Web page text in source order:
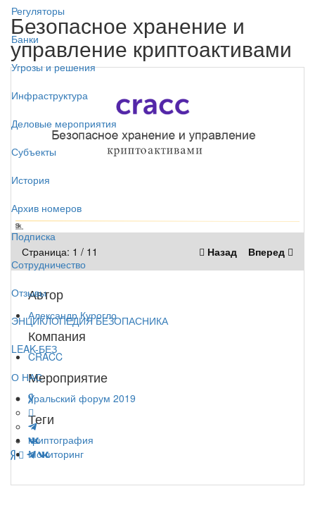
Регуляторы
Банки
Угрозы и решения
Инфраструктура
Деловые мероприятия
Субъекты
История
Архив номеров
Подписка
Сотрудничество
Отзывы
ЭНЦИКЛОПЕДИЯ БЕЗОПАСНИКА
LEAK-БЕЗ
О НАС
Безопасное хранение и
управление криптоактивами
Страница: 1 / 11 Вперед
Назад
Автор
Александр Курогло
Компания
CRACC
Мероприятие
Уральский форум 2019
Теги
криптография
Мониторинг